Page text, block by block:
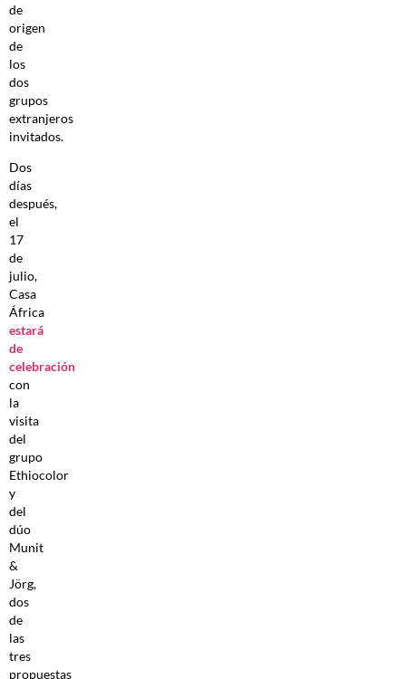
de
origen
de
los
dos
grupos
extranjeros
invitados.
Dos
días
después,
el
17
de
julio,
Casa
África
estará
de
celebración
con
la
visita
del
grupo
Ethiocolor
y
del
dúo
Munit
&
Jörg,
dos
de
las
tres
propuestas